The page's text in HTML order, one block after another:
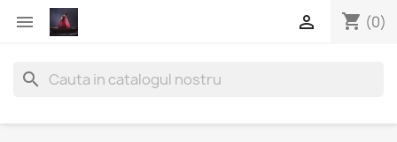
 shopping_cart (0)

search